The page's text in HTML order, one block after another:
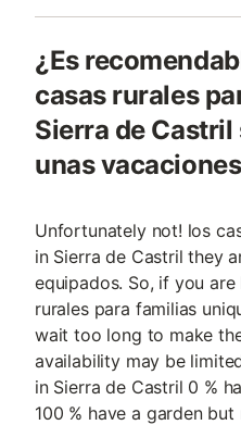
¿Es
casas rurales
Sierra de
unas
Unfortunately not! los
in Sierra de Castril they
equipados. So, if you
rurales para familias
wait too long to make
availability may be
in Sierra de Castril 0 %
100 % have a garden but